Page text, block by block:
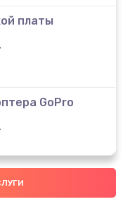
платы
GoPro